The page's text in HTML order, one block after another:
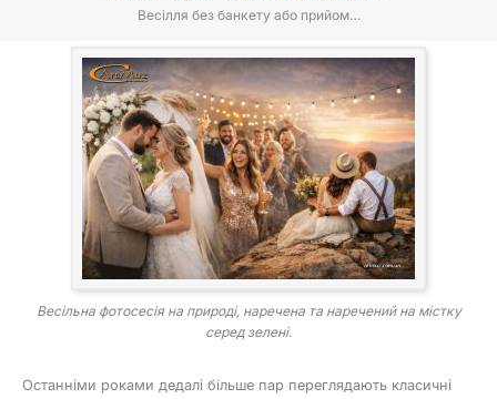
Весілля без банкету або прийом…
Весільна фотосесія на природі, наречена та наречений на містку
серед зелені.
Останніми роками дедалі більше пар переглядають класичні